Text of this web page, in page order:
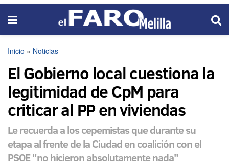
Inicio » Noticias
El Gobierno local cuestiona la
legitimidad de CpM para
criticar al PP en viviendas
Le recuerda a los cepemistas que durante su
etapa al frente de la Ciudad en coalición con el
PSOE "no hicieron absolutamente nada"